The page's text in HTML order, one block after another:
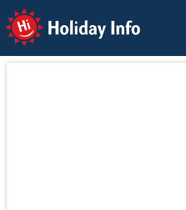
Holiday Info